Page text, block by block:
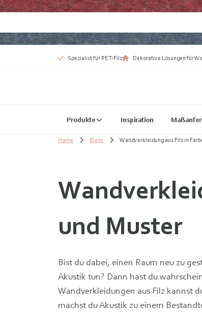
Spezialist für PET-Filz Dekorative Lösungen für
Produkte Inspiration
Home Blogs Wandverkleidung aus Filz in
und Muster
Bist du dabei, einen Raum neu zu
Akustik tun? Dann hast du
Wandverkleidungen aus Filz kannst
machst du Akustik zu einem